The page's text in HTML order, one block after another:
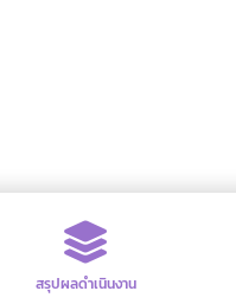
สรุปผลดำเนินงาน